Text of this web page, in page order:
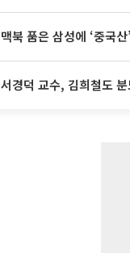
맥북 품은 삼성에 ‘중국
서경덕 교수, 김희철도